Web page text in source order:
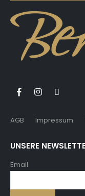
AGB Impressum
UNSERE
Email